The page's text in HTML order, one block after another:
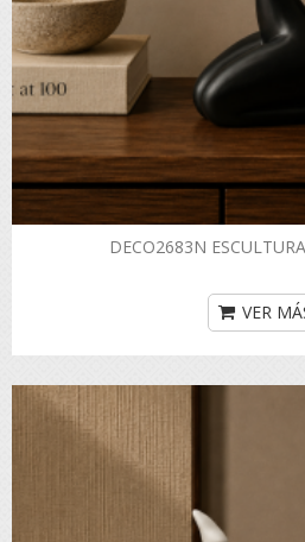
DECO2683N
VER